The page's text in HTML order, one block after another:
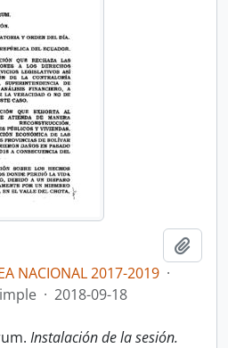
NACIONAL 2017-2019 ·
· 2018-09-18
Instalación de la sesión.